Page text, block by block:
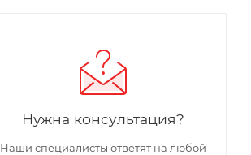
Нужна консультация?
Наши специалисты ответят на любой